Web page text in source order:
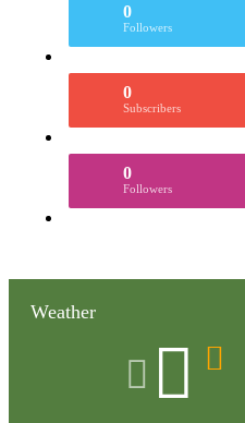
0
Followers
0
Subscribers
0
Followers
Weather